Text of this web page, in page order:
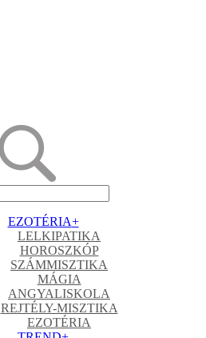
EZOTÉRIA+
LELKIPATIKA
HOROSZKÓP
SZÁMMISZTIKA
MÁGIA
ANGYALISKOLA
REJTÉLY-MISZTIKA
EZOTÉRIA